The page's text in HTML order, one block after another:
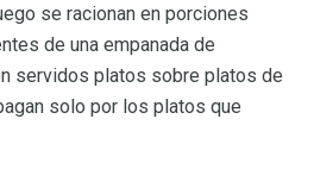
se racionan en porciones
de una empanada de
servidos platos sobre platos de
solo por los platos que